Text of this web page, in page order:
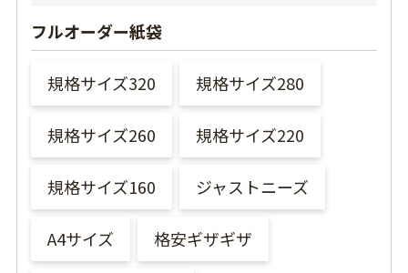
フルオーダー紙袋
規格サイズ320 規格サイズ280
規格サイズ260 規格サイズ220
規格サイズ160 ジャストニーズ
A4サイズ 格安ギザギザ